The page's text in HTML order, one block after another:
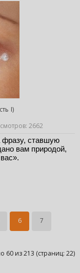
I)
2662
фразу, ставшую
вам природой,
6 7
60 из 213 (страниц: 22)